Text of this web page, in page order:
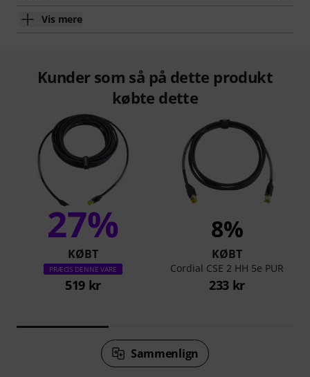
Vis mere
Kunder som så på dette produkt
købte dette
27%
KØBT
PRÆCIS DENNE VARE
519 kr
8%
KØBT
Cordial CSE 2 HH 5e PUR
233 kr
Sammenlign